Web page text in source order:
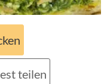
teilen